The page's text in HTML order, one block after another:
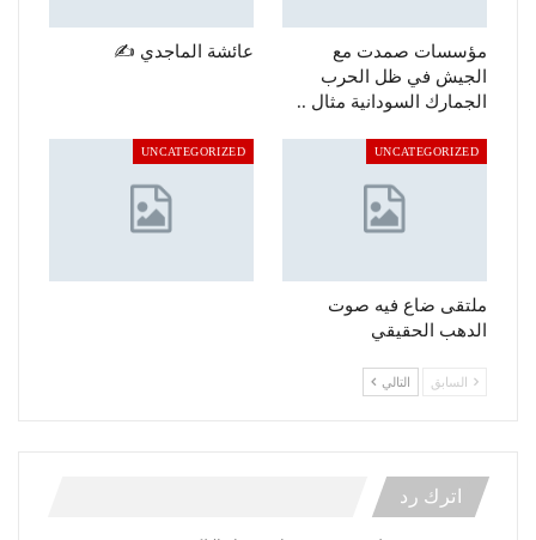
مؤسسات صمدت مع
الجيش في ظل الحرب
الجمارك السودانية مثال ..
عائشة الماجدي ✍️
UNCATEGORIZED
ملتقى ضاع فيه صوت
الدهب الحقيقي
UNCATEGORIZED
السابق التالي
اترك رد